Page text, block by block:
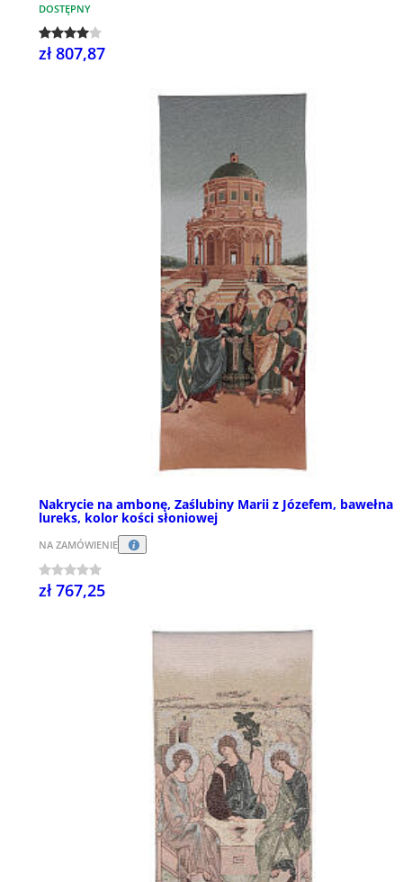
DOSTĘPNY
zł 807,87
Nakrycie na ambonę, Zaślubiny Marii z Józefem, bawełna
lureks, kolor kości słoniowej
NA ZAMÓWIENIE
zł 767,25